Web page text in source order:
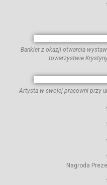
Bankiet z okazji otwarcia
towarzystwie
Artysta w swojej pracowni przy
Nagroda